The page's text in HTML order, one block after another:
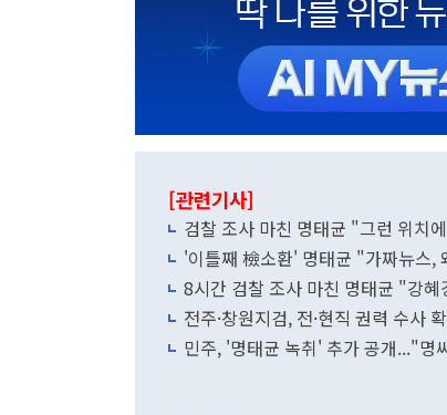
[관련기사]
검찰 조사 마친 명태균 "그런 위치
'이틀째 檢소환' 명태균 "가짜뉴스,
8시간 검찰 조사 마친 명태균 "강
전주·창원지검, 전·현직 권력 수
민주, '명태균 녹취' 추가 공개..."명